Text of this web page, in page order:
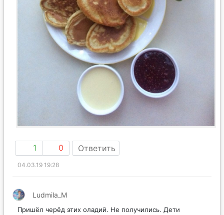
1 0 Ответить
04.03.19 19:28
Ludmila_M
Пришёл черёд этих оладий. Не получились. Дети